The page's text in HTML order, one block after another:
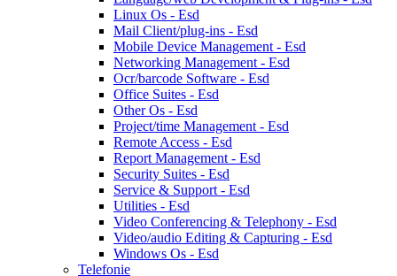
Linux Os - Esd
Mail Client/plug-ins - Esd
Mobile Device Management - Esd
Networking Management - Esd
Ocr/barcode Software - Esd
Office Suites - Esd
Other Os - Esd
Project/time Management - Esd
Remote Access - Esd
Report Management - Esd
Security Suites - Esd
Service & Support - Esd
Utilities - Esd
Video Conferencing & Telephony - Esd
Video/audio Editing & Capturing - Esd
Windows Os - Esd
Telefonie